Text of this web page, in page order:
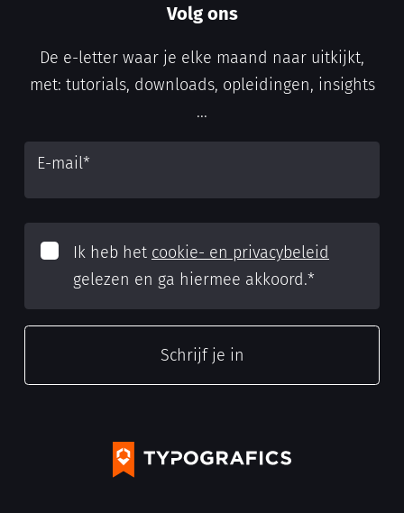
Volg ons
De e-letter waar je elke maand naar uitkijkt,
met: tutorials, downloads, opleidingen, insights
...
E-mail*
Ik heb het cookie- en privacybeleid
gelezen en ga hiermee akkoord.*